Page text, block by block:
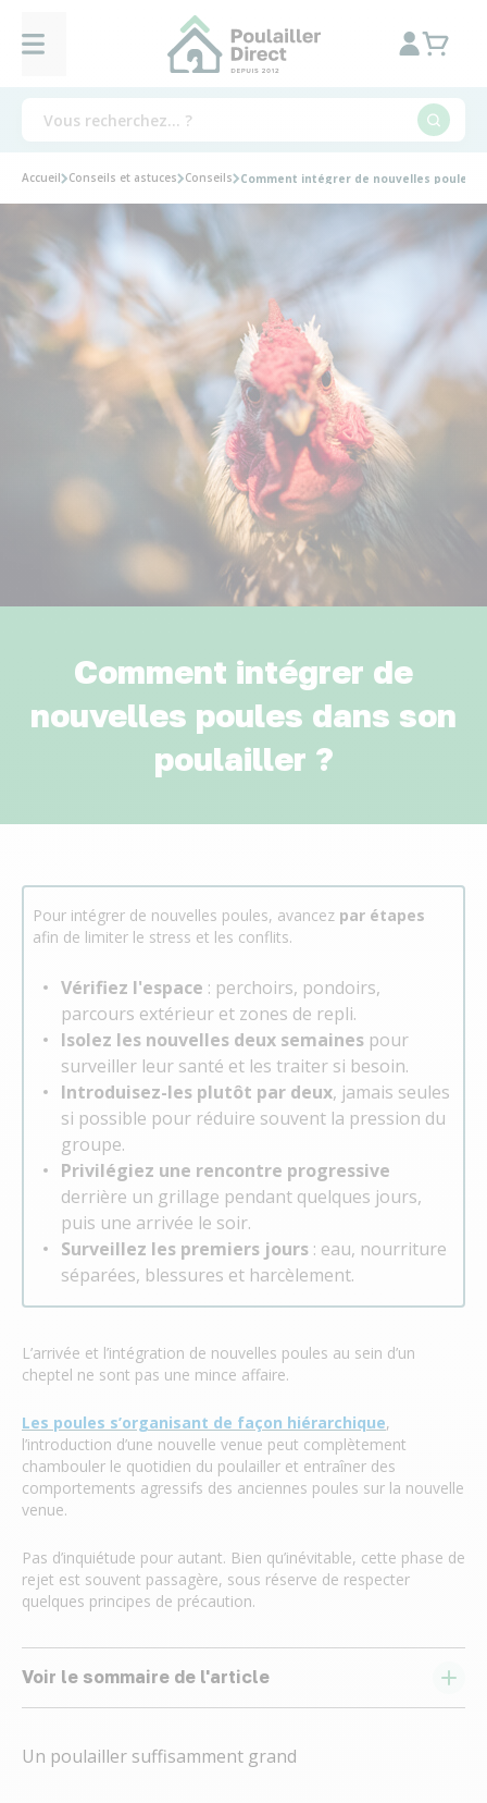
Accueil Conseils et astuces Conseils Comment intégrer de nouvelles poules
Comment intégrer de
nouvelles poules dans son
poulailler ?
Pour intégrer de nouvelles poules, avancez par étapes
afin de limiter le stress et les conflits.
Vérifiez l'espace : perchoirs, pondoirs,
parcours extérieur et zones de repli.
Isolez les nouvelles deux semaines pour
surveiller leur santé et les traiter si besoin.
Introduisez-les plutôt par deux, jamais seules
si possible pour réduire souvent la pression du
groupe.
Privilégiez une rencontre progressive
derrière un grillage pendant quelques jours,
puis une arrivée le soir.
Surveillez les premiers jours : eau, nourriture
séparées, blessures et harcèlement.
L’arrivée et l’intégration de nouvelles poules au sein d’un
cheptel ne sont pas une mince affaire.
Les poules s’organisant de façon hiérarchique,
l’introduction d’une nouvelle venue peut complètement
chambouler le quotidien du poulailler et entraîner des
comportements agressifs des anciennes poules sur la nouvelle
venue.
Pas d’inquiétude pour autant. Bien qu’inévitable, cette phase de
rejet est souvent passagère, sous réserve de respecter
quelques principes de précaution.
Voir le sommaire de l'article
Un poulailler suffisamment grand